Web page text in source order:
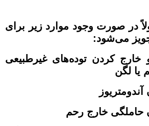
در صورت وجود موارد زیر برای
می‌شود:
کردن توده‌های غیرطبیعی
یا لگن
حاملگی خارج رحم